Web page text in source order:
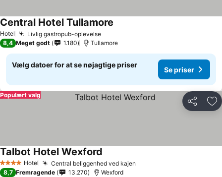
Hotel Livlig gastropub-oplevelse
Central Hotel Tullamore
8,4 Meget godt 1.180 Tullamore
Vælg datoer for at se nøjagtige priser
Se priser
Del
Populært valg
4 StjernerHotel Central beliggenhed ved kajen
Talbot Hotel Wexford
8,7 Fremragende 13.270 Wexford